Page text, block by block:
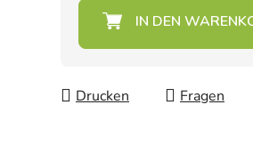
Verkaufspreis:
Drucken Fragen